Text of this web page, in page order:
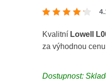
Kvalitní Lowell
za výhodnou
Dostupnost: